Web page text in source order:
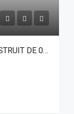
UN DUPLEX NOUVELLEMENT CONSTRUIT DE 08 PIÈCES EN LOCATION A KARPALA